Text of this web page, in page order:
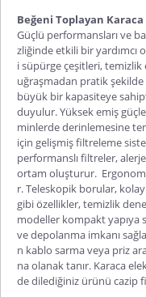
Beğeni Toplayan
Güçlü performansları ve
zliğinde etkili bir yardımcı
i süpürgeçeşitleri, temizlik
uğraşmadan pratik şekilde
büyük bir kapasiteye
duyulur. Yüksek emiş
minlerde derinlemesine
için gelişmiş filtreleme
performanslı filtreler,
ortam oluşturur.
r. Teleskopik borular,
gibi özellikler, temizlik
modeller kompakt yapıya
ve depolanma imkanı
n kablo sarma veya priz
na olanak tanır. Karaca
de dilediğiniz ürünü cazip